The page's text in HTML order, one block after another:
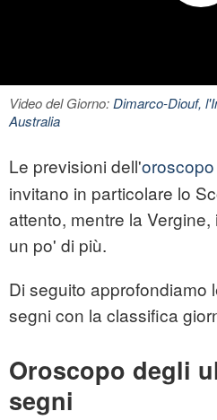
Video del Giorno:Dimarco-Diouf,
Australia
Le previsioni dell'oroscopo
invitano in particolare lo
attento, mentre la
un po' di più.
Di seguito approfondiamo
segni con la classifica
Oroscopo degli
segni